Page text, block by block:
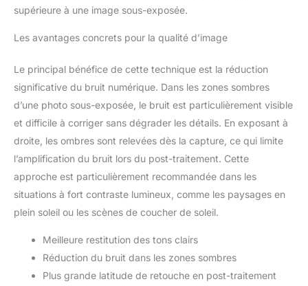
supérieure à une image sous-exposée.
Les avantages concrets pour la qualité d’image
Le principal bénéfice de cette technique est la réduction
significative du bruit numérique. Dans les zones sombres
d’une photo sous-exposée, le bruit est particulièrement visible
et difficile à corriger sans dégrader les détails. En exposant à
droite, les ombres sont relevées dès la capture, ce qui limite
l’amplification du bruit lors du post-traitement. Cette
approche est particulièrement recommandée dans les
situations à fort contraste lumineux, comme les paysages en
plein soleil ou les scènes de coucher de soleil.
Meilleure restitution des tons clairs
Réduction du bruit dans les zones sombres
Plus grande latitude de retouche en post-traitement